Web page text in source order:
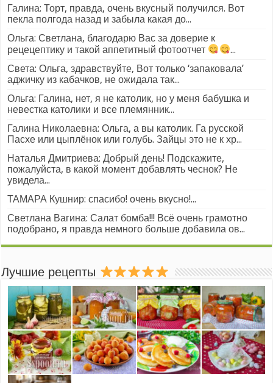
Галина: Торт, правда, очень вкусный получился. Вот
пекла полгода назад и забыла какая до...
Ольга: Светлана, благодарю Вас за доверие к
рецецептику и такой аппетитный фотоотчет
...
Света: Ольга, здравствуйте, Вот только ‘запаковала’
аджичку из кабачков, не ожидала так...
Ольга: Галина, нет, я не католик, но у меня бабушка и
невестка католики и все племянник...
Галина Николаевна: Ольга, а вы католик. Га русской
Пасхе или цыплёнок или голубь. Зайцы это не к хр...
Наталья Дмитриева: Добрый день! Подскажите,
пожалуйста, в какой момент добавлять чеснок? Не
увидела...
ТАМАРА Кушнир: спасибо! очень вкусно!...
Светлана Вагина: Салат бомба!!! Всё очень грамотно
подобрано, я правда немного больше добавила ов...
Лучшие рецепты